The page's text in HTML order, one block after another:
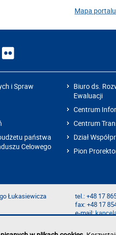
Mapa
i Spraw
państwa
Celowego
Biuro ds.
Ewaluacji
Centrum
Centrum
Dział
Pion
Łukasiewicza
tel.: +48 17
fax: +48 17
e-mail: